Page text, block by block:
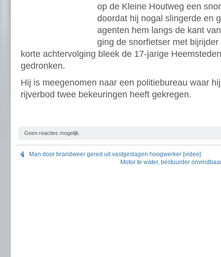
op de Kleine Houtweg een
doordat hij nogal slingerde en
agenten hem langs de kant
ging de snorfietser met
korte achtervolging bleek de 17-jarige
gedronken.
Hij is meegenomen naar een politiebureau waar
rijverbod twee bekeuringen heeft gekregen.
Geen reacties mogelijk.
Man door brandweer gered uit vastgeslagen hoogwerker [video]
Motor te water, bestuurder